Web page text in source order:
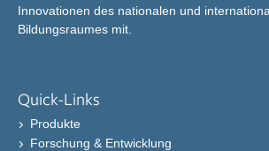
Innovationen des nationalen und
Bildungsraumes mit.
Quick-Links
Produkte
Forschung & Entwicklung